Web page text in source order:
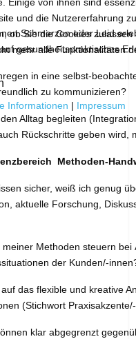
Schmerzen oder Leid
gesundheitspraktisches
in eine selbst-
zu kommunizieren?
Alltag begleiten
Rückschritte geben wird,
Methoden-
sicher, weiß ich genug
aktuelle Forschung,
Methoden steuern bei
der Kunden/-
das flexible und kreative
(Stichwort
klar abgegrenzt
und die Nutzererfahrung
ob Sie die Cookies
mehr alle Funktionalitäten
Informationen | Impressum